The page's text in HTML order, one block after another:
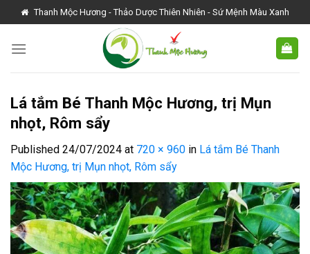
Skip
to
content
Thanh Mộc Hương - Thảo Dược Thiên Nhiên - Sứ Mệnh Màu Xanh
Lá tắm Bé Thanh Mộc Hương, trị Mụn
nhọt, Rôm sẩy
Published 24/07/2024 at 720 × 960 in Lá tắm Bé Thanh
Mộc Hương, trị Mụn nhọt, Rôm sẩy